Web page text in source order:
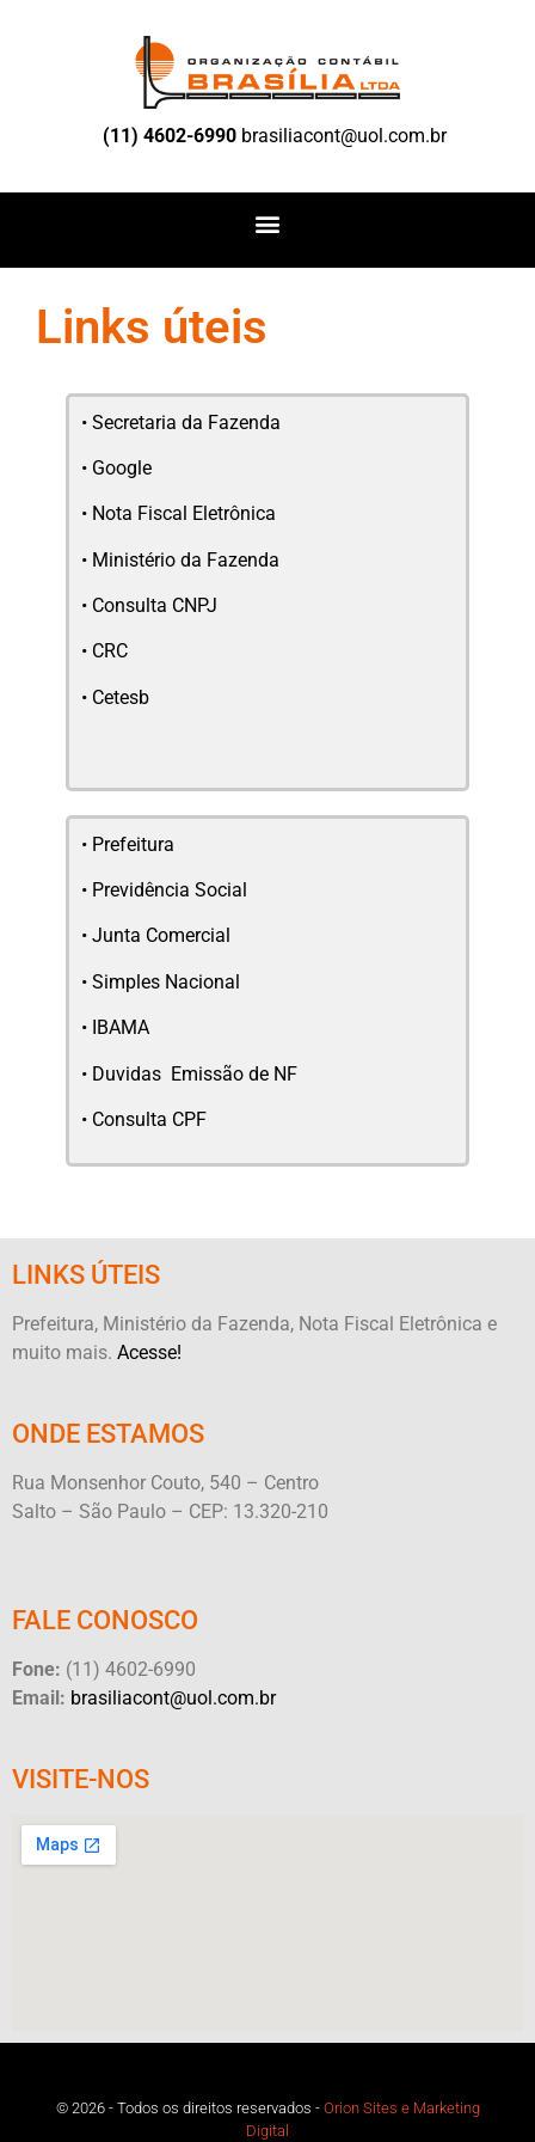
(11) 4602-6990 brasiliacont@uol.com.br
Links úteis
• Secretaria da Fazenda
• Google
• Nota Fiscal Eletrônica
• Ministério da Fazenda
• Consulta CNPJ
• CRC
• Cetesb
• Prefeitura
• Previdência Social
• Junta Comercial
• Simples Nacional
• IBAMA
• Duvidas Emissão de NF
• Consulta CPF
LINKS ÚTEIS
Prefeitura, Ministério da Fazenda, Nota Fiscal Eletrônica e
muito mais. Acesse!
ONDE ESTAMOS
Rua Monsenhor Couto, 540 – Centro
Salto – São Paulo – CEP: 13.320-210
FALE CONOSCO
Fone: (11) 4602-6990
Email: brasiliacont@uol.com.br
VISITE-NOS
© 2026 - Todos os direitos reservados - Orion Sites e Marketing
Digital